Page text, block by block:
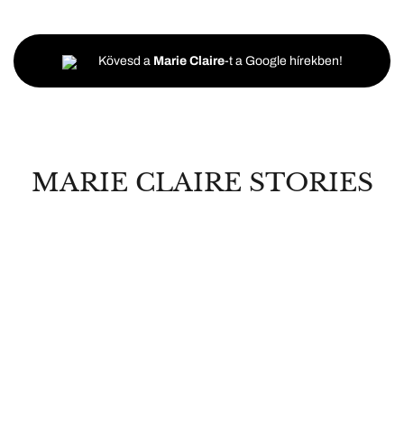
Kövesd a Marie Claire-t a Google hírekben!
MARIE CLAIRE STORIES